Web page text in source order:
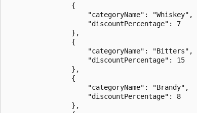
                {
                    "categoryName": "Whiskey",
                    "discountPercentage": 7
                },
                {
                    "categoryName": "Bitters",
                    "discountPercentage": 15
                },
                {
                    "categoryName": "Brandy",
                    "discountPercentage": 8
                },